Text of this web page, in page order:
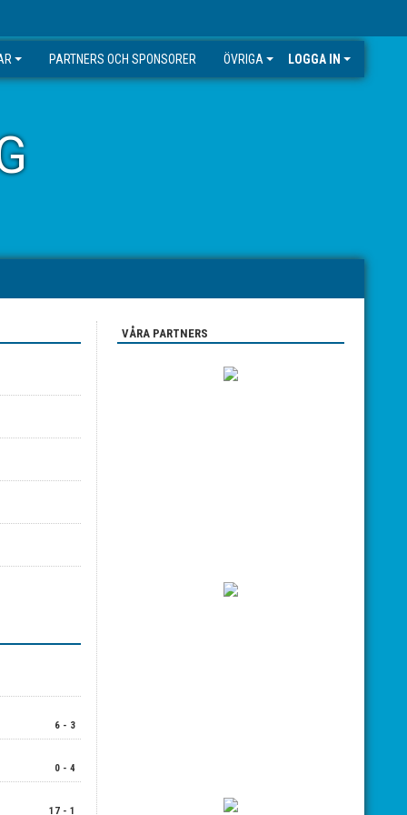
PARTNERS OCH SPONSORER ÖVRIGA LOGGA IN
6 - 3
0 - 4
17 - 1
VÅRA PARTNERS